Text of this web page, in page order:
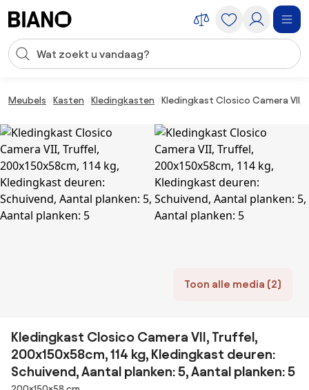
Zoekopdracht invoeren
Meubels Kasten Kledingkasten Kledingkast Closico Camera VII,
Toon alle media (2)
Kledingkast Closico Camera VII, Truffel,
200x150x58cm, 114 kg, Kledingkast deuren:
Schuivend, Aantal planken: 5, Aantal planken: 5